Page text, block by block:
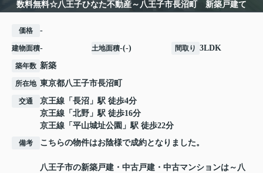
数料無料☆八王子ひなた不動産～八王子市長沼町 新築戸建て
価格 -
建物面積- 土地面積-(-) 間取り 3LDK
築年数 新築
所在地 東京都八王子市長沼町
交通 京王線 「 長沼 」駅 徒歩4分
京王線 「 北野 」駅 徒歩16分
京王線 「 平山城址公園 」駅 徒歩22分
備考 こちらの物件はお陰様で成約となりました。
八王子市の新築戸建・中古戸建・中古マンションは～八